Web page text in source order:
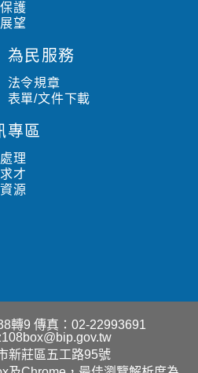
護
望
為民服務
法令規章
表單/文件下載
專區
理
才
源
轉9 傳真：02-22993691
新莊區五工路95號